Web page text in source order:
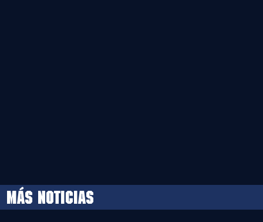
MÁS NOTICIAS